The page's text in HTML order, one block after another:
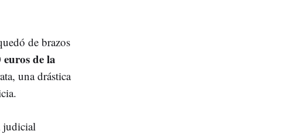
de brazos
de la
una drástica
judicial